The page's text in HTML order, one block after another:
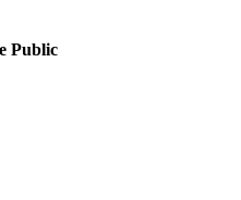
Public